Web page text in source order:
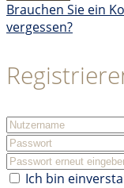
Brauchen Sie ein
vergessen?
Ich bin